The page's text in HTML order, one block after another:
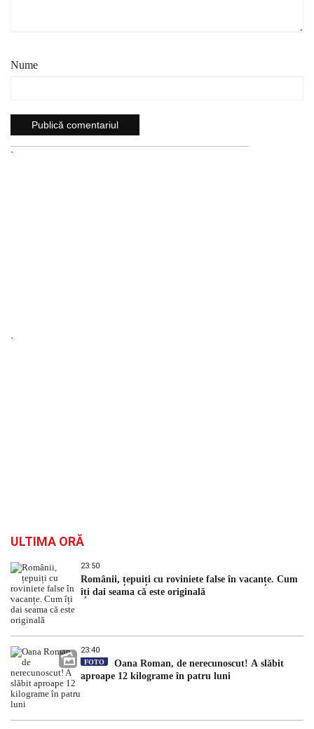
Nume
`
`
ULTIMA ORĂ
23:50
Românii, țepuiți cu roviniete false în vacanțe. Cum
îți dai seama că este originală
23:40
FOTO
Oana Roman, de nerecunoscut! A slăbit
aproape 12 kilograme în patru luni